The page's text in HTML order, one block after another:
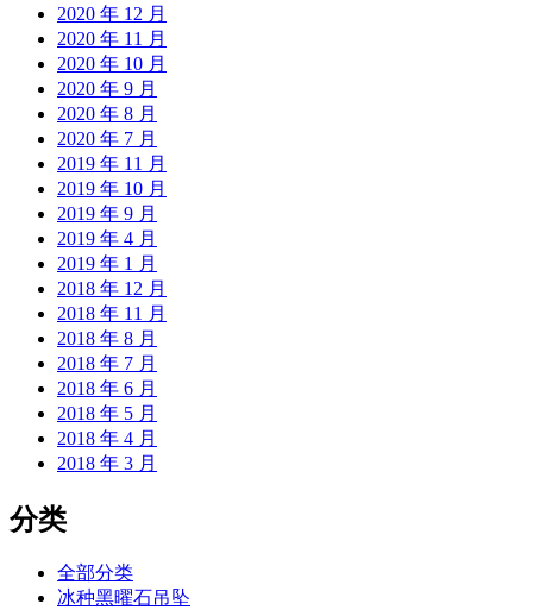
2020 年 12 月
2020 年 11 月
2020 年 10 月
2020 年 9 月
2020 年 8 月
2020 年 7 月
2019 年 11 月
2019 年 10 月
2019 年 9 月
2019 年 4 月
2019 年 1 月
2018 年 12 月
2018 年 11 月
2018 年 8 月
2018 年 7 月
2018 年 6 月
2018 年 5 月
2018 年 4 月
2018 年 3 月
分类
全部分类
冰种黑曜石吊坠